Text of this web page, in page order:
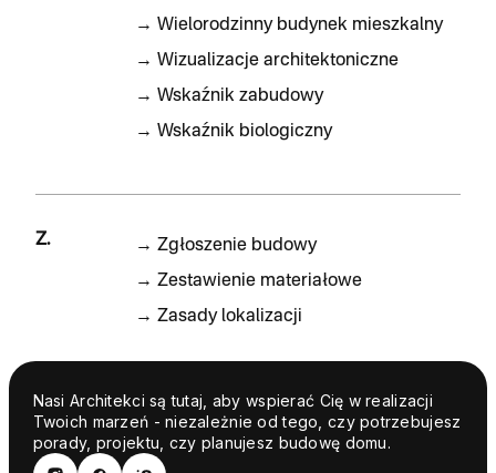
→ Wielorodzinny budynek mieszkalny
→ Wizualizacje architektoniczne
→ Wskaźnik zabudowy
→ Wskaźnik biologiczny
Z. → Zgłoszenie budowy
→ Zestawienie materiałowe
→ Zasady lokalizacji
Nasi Architekci są tutaj, aby wspierać Cię w realizacji
Twoich marzeń - niezależnie od tego, czy potrzebujesz
porady, projektu, czy planujesz budowę domu.